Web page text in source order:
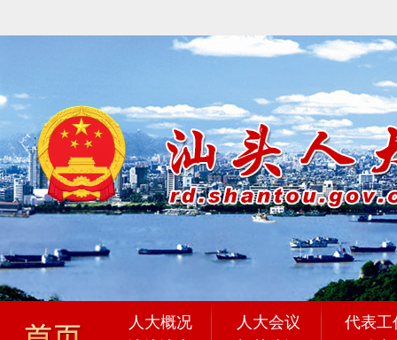
人大概况 人大会议
代表工